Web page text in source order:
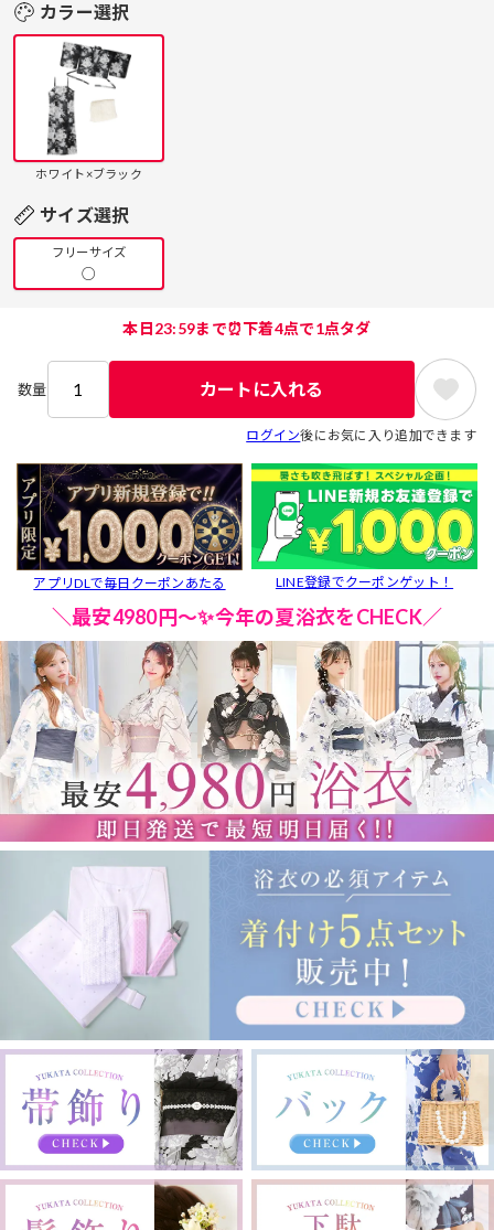
カラー選択
ホワイト×ブラック
サイズ選択
フリーサイズ
○
本日23:59まで⏰下着4点で1点タダ
数量 カートに入れる
ログイン後にお気に入り追加できます
アプリDLで毎日クーポンあたる LINE登録でクーポンゲット！
＼最安4980円～✨今年の夏浴衣をCHECK／